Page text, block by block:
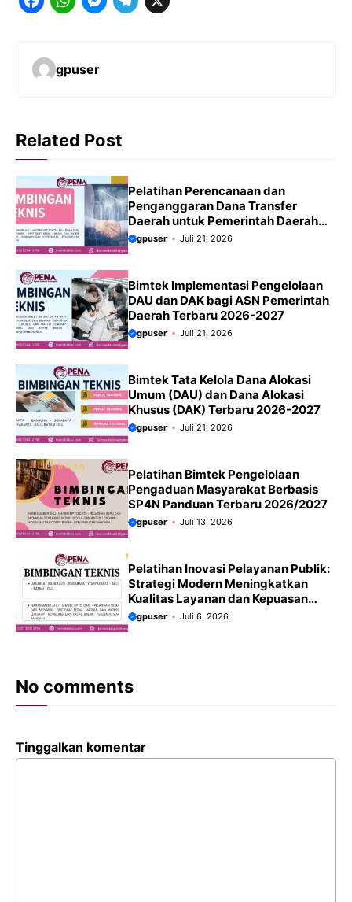
c
e
o
o
k
t
A
p
p
s
n
g
e
r
r
a
m
gpuser
Related Post
Pelatihan Perencanaan dan
Penganggaran Dana Transfer
Daerah untuk Pemerintah Daerah
Terbaru 2026-2027
gpuser Juli 21, 2026
Bimtek Implementasi Pengelolaan
DAU dan DAK bagi ASN Pemerintah
Daerah Terbaru 2026-2027
gpuser Juli 21, 2026
Bimtek Tata Kelola Dana Alokasi
Umum (DAU) dan Dana Alokasi
Khusus (DAK) Terbaru 2026-2027
gpuser Juli 21, 2026
Pelatihan Bimtek Pengelolaan
Pengaduan Masyarakat Berbasis
SP4N Panduan Terbaru 2026/2027
gpuser Juli 13, 2026
Pelatihan Inovasi Pelayanan Publik:
Strategi Modern Meningkatkan
Kualitas Layanan dan Kepuasan
Masyarakat Terbaru 2026/2027
gpuser Juli 6, 2026
No comments
Tinggalkan komentar
Komentar